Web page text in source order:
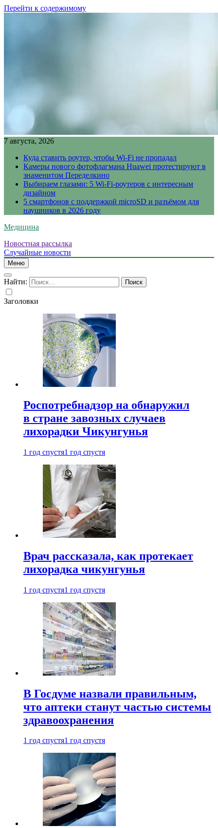
Перейти к содержимому
7 августа, 2026
Куда ставить роутер, чтобы Wi-Fi не пропадал
Камеры нового фотофлагмана Huawei протестируют в
знаменитом Переделкино
Выбираем глазами: 5 Wi-Fi-роутеров с интересным
дизайном
5 смартфонов с поддержкой microSD и разъёмом для
наушников в 2026 году
Медицина
Новостная рассылка
Случайные новости
Меню
Найти:
Заголовки
Роспотребнадзор на обнаружил
в стране завозных случаев
лихорадки Чикунгунья
1 год спустя1 год спустя
Врач рассказала, как протекает
лихорадка чикунгунья
1 год спустя1 год спустя
В Госдуме назвали правильным,
что аптеки станут частью системы
здравоохранения
1 год спустя1 год спустя